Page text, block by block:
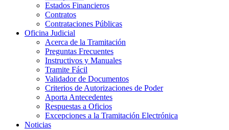
Estados Financieros
Contratos
Contrataciones Públicas
Oficina Judicial
Acerca de la Tramitación
Preguntas Frecuentes
Instructivos y Manuales
Tramite Fácil
Validador de Documentos
Criterios de Autorizaciones de Poder
Aporta Antecedentes
Respuestas a Oficios
Excepciones a la Tramitación Electrónica
Noticias